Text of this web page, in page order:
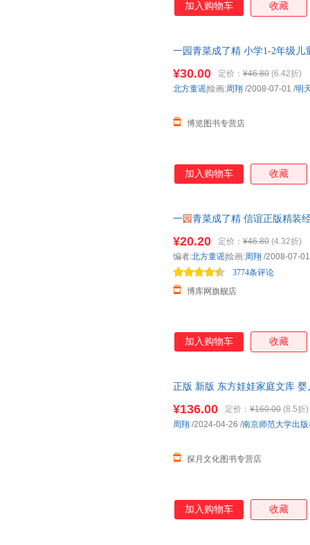
加入购物车 收藏
一园青菜成了精 小学1-2年级儿
¥30.00 定价： ¥46.80 (6.42折)
博览图书专营店
北方童谣|绘画:周翔 /2008-07-01 /明
加入购物车 收藏
一园 青菜成了精 信谊正版精装
¥20.20 定价： ¥46.80 (4.32折)
博库网旗舰店
3774条评论
编者:北方童谣|绘画:周翔 /2008-07-01
加入购物车 收藏
正版 新版 东方娃娃家庭文库 婴
¥136.00 定价： ¥160.00 (8.5折)
探月文化图书专营店
周翔 /2024-04-26 /南京师范大学出
加入购物车 收藏